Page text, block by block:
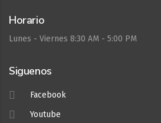
Horario
Lunes - Viernes 8:30 AM - 5:00 PM
Siguenos
Facebook
Youtube